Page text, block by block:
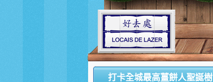
打卡全城最高薑餅人聖誕樹